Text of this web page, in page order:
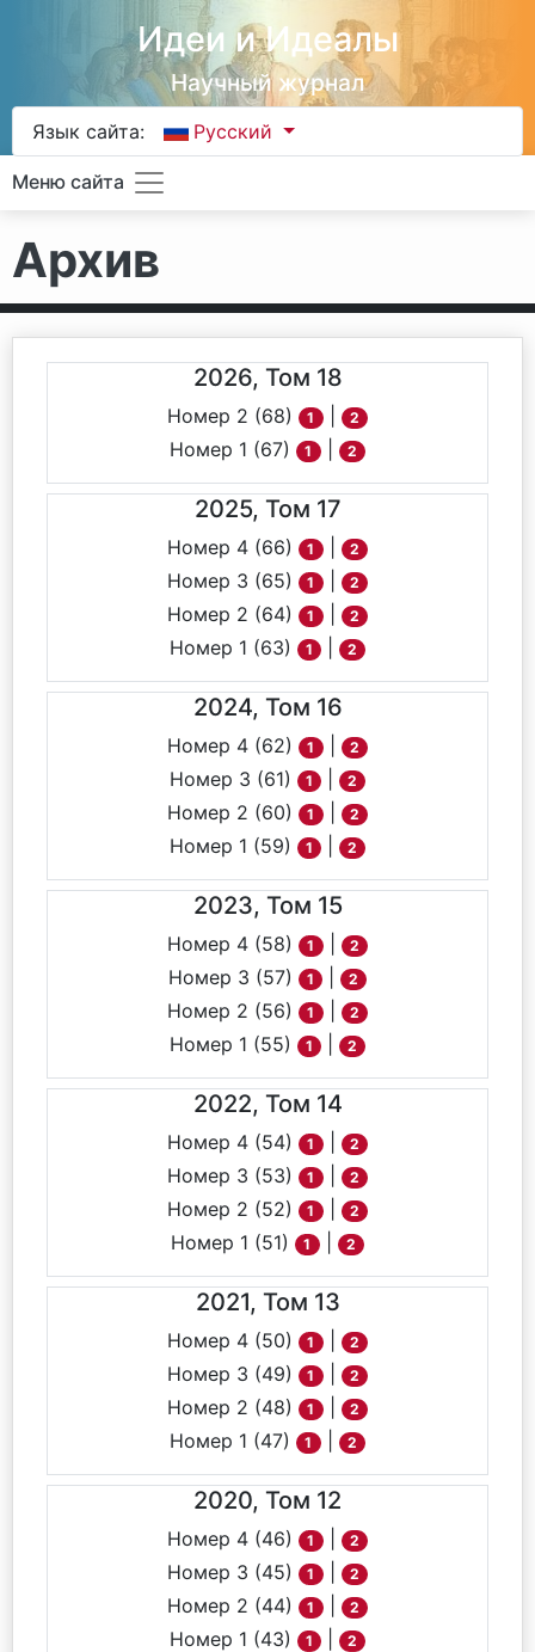
Идеи и Идеалы
Научный журнал
Язык сайта: Русский
Меню сайта
Архив
2026, Том 18
Номер 2 (68) 1 2
Номер 1 (67) 1 2
2025, Том 17
Номер 4 (66) 1 2
Номер 3 (65) 1 2
Номер 2 (64) 1 2
Номер 1 (63) 1 2
2024, Том 16
Номер 4 (62) 1 2
Номер 3 (61) 1 2
Номер 2 (60) 1 2
Номер 1 (59) 1 2
2023, Том 15
Номер 4 (58) 1 2
Номер 3 (57) 1 2
Номер 2 (56) 1 2
Номер 1 (55) 1 2
2022, Том 14
Номер 4 (54) 1 2
Номер 3 (53) 1 2
Номер 2 (52) 1 2
Номер 1 (51) 1 2
2021, Том 13
Номер 4 (50) 1 2
Номер 3 (49) 1 2
Номер 2 (48) 1 2
Номер 1 (47) 1 2
2020, Том 12
Номер 4 (46) 1 2
Номер 3 (45) 1 2
Номер 2 (44) 1 2
Номер 1 (43) 1 2